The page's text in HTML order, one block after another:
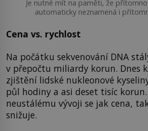
Je nutné mít na paměti, že
automaticky neznamená i
Cena vs. rychlost
Na počátku sekvenování DNA
v přepočtu miliardy korun. Dnes
zjištění lidské nukleonové
půl hodiny a asi deset tisíc
neustálému vývoji se jak cena,
snižuje.